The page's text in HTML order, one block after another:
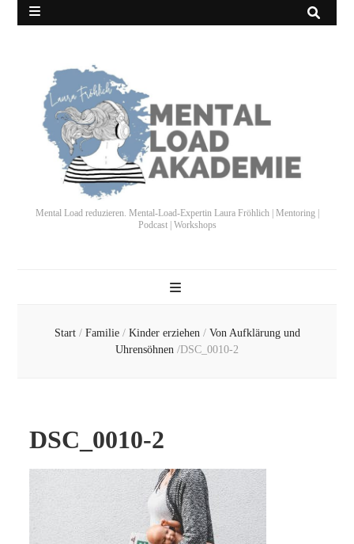
Mental Load reduzieren. Mental-Load-Expertin Laura Fröhlich | Mentoring |
Podcast | Workshops
Start / Familie / Kinder erziehen / Von Aufklärung und
Uhrensöhnen /DSC_0010-2
DSC_0010-2